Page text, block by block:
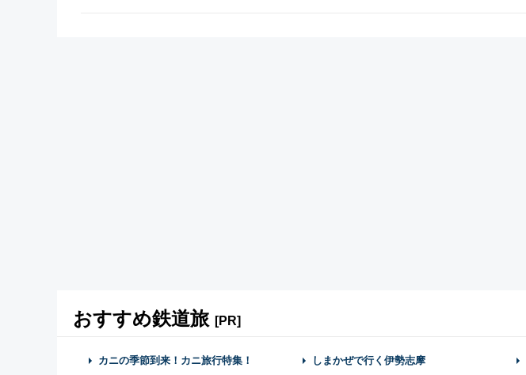
おすすめ鉄道旅 [PR]
カニの季節到来！カニ旅行特集！ しまかぜで行く伊勢志摩